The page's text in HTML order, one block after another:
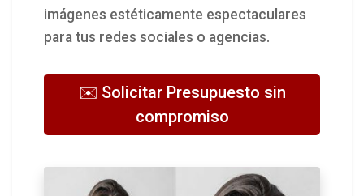
imágenes estéticamente espectaculares
para tus redes sociales o agencias.
✉️ Solicitar Presupuesto sin
compromiso